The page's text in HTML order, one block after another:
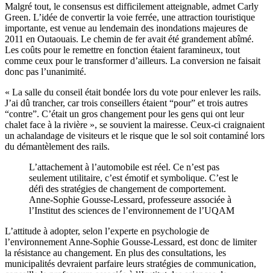
Malgré tout, le consensus est difficilement atteignable, admet Carly
Green. L’idée de convertir la voie ferrée, une attraction touristique
importante, est venue au lendemain des inondations majeures de
2011 en Outaouais. Le chemin de fer avait été grandement abîmé.
Les coûts pour le remettre en fonction étaient faramineux, tout
comme ceux pour le transformer d’ailleurs. La conversion ne faisait
donc pas l’unanimité.
« La salle du conseil était bondée lors du vote pour enlever les rails.
J’ai dû trancher, car trois conseillers étaient “pour” et trois autres
“contre”. C’était un gros changement pour les gens qui ont leur
chalet face à la rivière », se souvient la mairesse. Ceux-ci craignaient
un achalandage de visiteurs et le risque que le sol soit contaminé lors
du démantèlement des rails.
L’attachement à l’automobile est réel. Ce n’est pas
seulement utilitaire, c’est émotif et symbolique. C’est le
défi des stratégies de changement de comportement.
Anne-Sophie Gousse-Lessard, professeure associée à
l’Institut des sciences de l’environnement de l’UQAM
L’attitude à adopter, selon l’experte en psychologie de
l’environnement Anne-Sophie Gousse-Lessard, est donc de limiter
la résistance au changement. En plus des consultations, les
municipalités devraient parfaire leurs stratégies de communication,